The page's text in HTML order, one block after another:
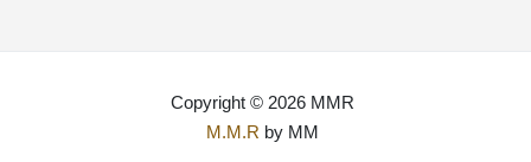
Copyright © 2026 MMR
M.M.R by MM